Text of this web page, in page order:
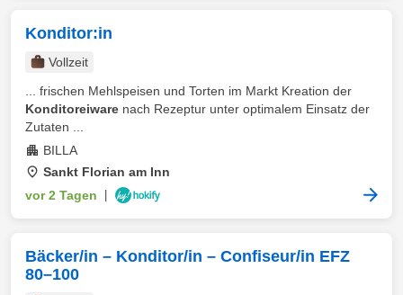
Konditor:in
Vollzeit
... frischen Mehlspeisen und Torten im Markt Kreation der
Konditoreiware nach Rezeptur unter optimalem Einsatz der
Zutaten ...
BILLA
Sankt Florian am Inn
vor 2 Tagen
Bäcker/in – Konditor/in – Confiseur/in EFZ
80–100